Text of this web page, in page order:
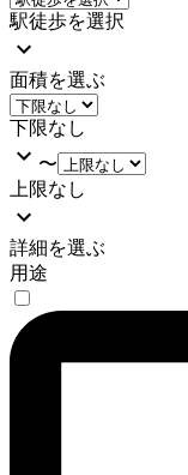
駅徒歩を選択
面積を選ぶ
下限なし
〜
上限なし
詳細を選ぶ
用途